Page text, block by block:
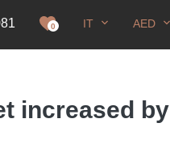
0 IT AED
increased by